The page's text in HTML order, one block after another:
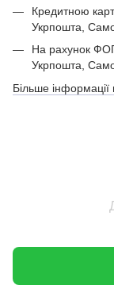
Кредитною
Укрпошта,
На рахунок
Укрпошта,
Більше